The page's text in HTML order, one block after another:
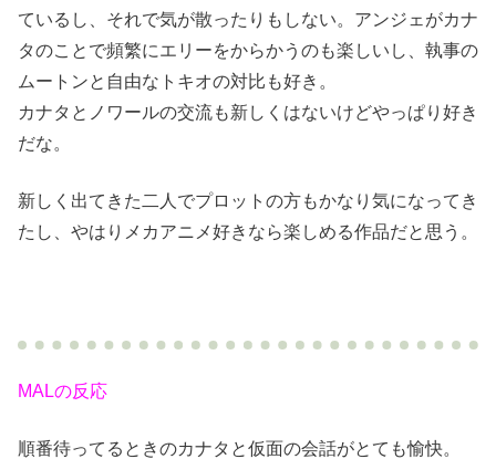
ているし、それで気が散ったりもしない。アンジェがカナ
タのことで頻繁にエリーをからかうのも楽しいし、執事の
ムートンと自由なトキオの対比も好き。
カナタとノワールの交流も新しくはないけどやっぱり好き
だな。
新しく出てきた二人でプロットの方もかなり気になってき
たし、やはりメカアニメ好きなら楽しめる作品だと思う。
MALの反応
順番待ってるときのカナタと仮面の会話がとても愉快。